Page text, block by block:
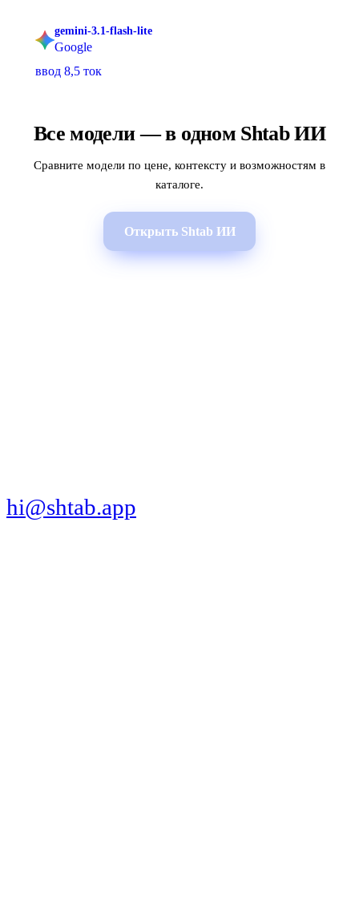
gemini-3.1-flash-lite
Google
ввод 8,5 ток
Все модели — в одном Shtab ИИ
Сравните модели по цене, контексту и возможностям в
каталоге.
Открыть Shtab ИИ
hi@shtab.app